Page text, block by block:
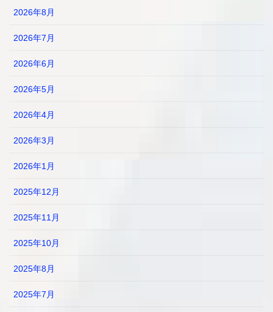
2026年8月
2026年7月
2026年6月
2026年5月
2026年4月
2026年3月
2026年1月
2025年12月
2025年11月
2025年10月
2025年8月
2025年7月